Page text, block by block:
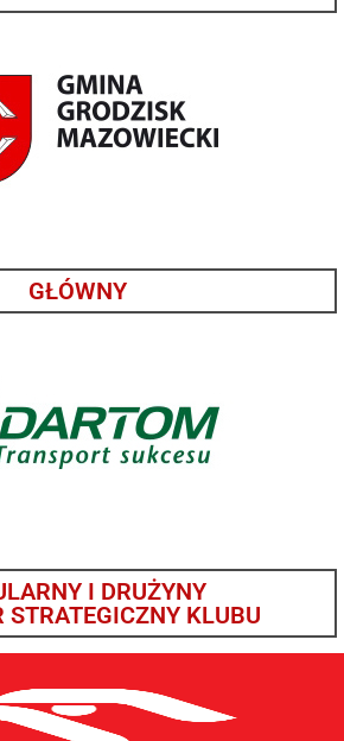
GŁÓWNY
I DRUŻYNY
STRATEGICZNY KLUBU